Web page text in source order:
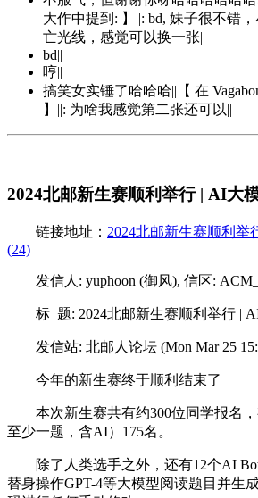
大作中提到: 】||: bd, 妹子很不错
亡光线，感觉可以换一张||
bd||
哼||
搞笑女实锤了哈哈哈||【 在
】||: 为啥我感觉第二张还可以||
2024北邮新生赛顺利举行 | AI大
链接地址： 2024北邮新生赛顺利举
(24)
发信人: yuphoon (御风), 信区:
标 题: 2024北邮新生赛顺利举行 |
发信站: 北邮人论坛 (Mon Mar 25
今年的新生赛终于顺利结束了
本次新生赛共有约300位同学报名
至少一题，含AI）175名。
除了人类选手之外，还有12个AI
替身操作GPT-4等大模型阅读题目并生